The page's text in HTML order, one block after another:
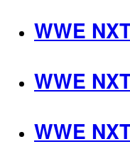
WWE
WWE
WWE